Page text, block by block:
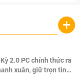
+
2.0 PC chính thức ra
xuân, giữ trọn tinh